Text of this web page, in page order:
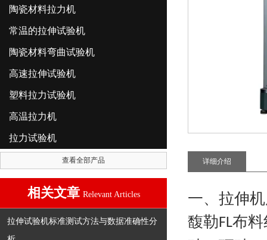
陶瓷材料拉力机
常温的拉伸试验机
陶瓷材料弯曲试验机
高速拉伸试验机
塑料拉力试验机
高温拉力机
拉力试验机
查看全部产品
相关文章 Relevant Articles
拉伸试验机标准测试方法与数据准确性分
详细介绍
一、拉伸
馥勒FL布